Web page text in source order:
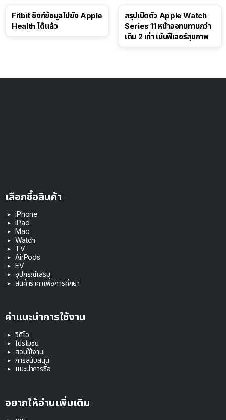
Fitbit ซิงก์ข้อมูลไปยัง Apple
Health ได้แล้ว
สรุปเปิดตัว Apple Watch
Series 11 หน้าจอทนทานกว่า
เดิม 2 เท่า เน้นฟีเจอร์สุขภาพ
เลือกซื้อสินค้า
iPhone
iPad
Mac
Watch
TV
AirPods
EV
อุปกรณ์เสริม
สินค้าราคาเพื่อการศึกษา
คำแนะนำการใช้งาน
วิดีโอ
โปรโมชัน
สอนใช้งาน
การสนับสนุน
แนะนำการซื้อ
อยากให้อ่านเพิ่มเติม